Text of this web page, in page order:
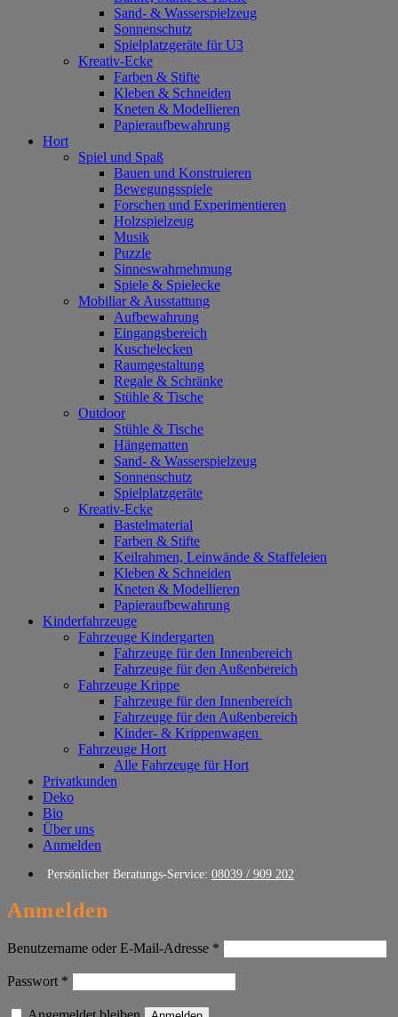
Sand- & Wasserspielzeug
Sonnenschutz
Spielplatzgeräte für U3
Kreativ-Ecke
Farben & Stifte
Kleben & Schneiden
Kneten & Modellieren
Papieraufbewahrung
Hort
Spiel und Spaß
Bauen und Konstruieren
Bewegungsspiele
Forschen und Experimentieren
Holzspielzeug
Musik
Puzzle
Sinneswahrnehmung
Spiele & Spielecke
Mobiliar & Ausstattung
Aufbewahrung
Eingangsbereich
Kuschelecken
Raumgestaltung
Regale & Schränke
Stühle & Tische
Outdoor
Stühle & Tische
Hängematten
Sand- & Wasserspielzeug
Sonnenschutz
Spielplatzgeräte
Kreativ-Ecke
Bastelmaterial
Farben & Stifte
Keilrahmen, Leinwände & Staffeleien
Kleben & Schneiden
Kneten & Modellieren
Papieraufbewahrung
Kinderfahrzeuge
Fahrzeuge Kindergarten
Fahrzeuge für den Innenbereich
Fahrzeuge für den Außenbereich
Fahrzeuge Krippe
Fahrzeuge für den Innenbereich
Fahrzeuge für den Außenbereich
Kinder- & Krippenwagen
Fahrzeuge Hort
Alle Fahrzeuge für Hort
Privatkunden
Deko
Bio
Über uns
Anmelden
Persönlicher Beratungs-Service: 08039 / 909 202
Anmelden
Benutzername oder E-Mail-Adresse *
Passwort *